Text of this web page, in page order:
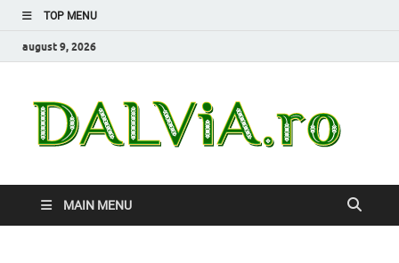
TOP MENU
august 9, 2026
MAIN MENU